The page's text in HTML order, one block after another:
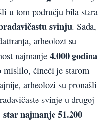
u tom području bila stara
svinju. Sada,
arheolozi su
najmanje 4.000 godina
mislilo, čineći je starom
arheolozi su pronašli
svinje u drugoj
star najmanje 51.200